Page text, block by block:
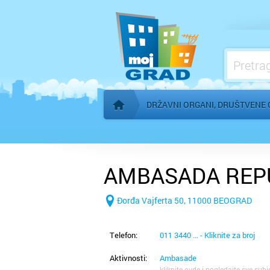
Početna stranica
DRŽAVNI ORGANI, DRUŠTVENE
Međunarodne organizacije
Mesne zajednice
Organi AP Vojvodine
AMBASADA
Đorđa Vajferta 50, 11000 BEOGRAD
Telefon: 011 3440 ... - Kliknite za broj
Aktivnosti: Ambasade